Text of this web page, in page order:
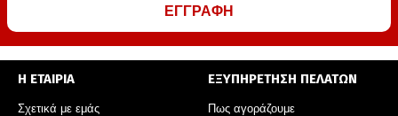
ΕΓΓΡΑΦΗ
Η ΕΤΑΙΡΙΑ
Σχετικά με εμάς
ΕΞΥΠΗΡΕΤΗΣΗ ΠΕΛΑΤΩΝ
Πως αγοράζουμε